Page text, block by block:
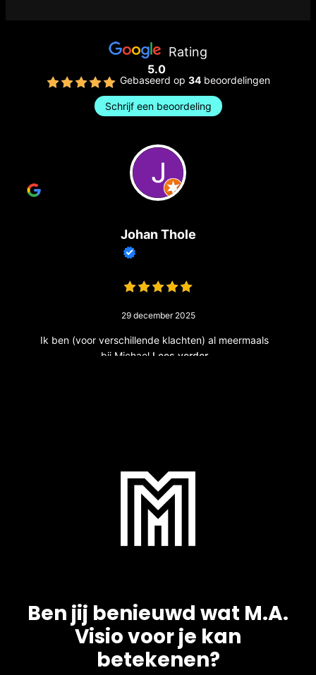
Rating
5.0
Gebaseerd op 34 beoordelingen
Schrijf een beoordeling
Johan Thole
29 december 2025
Ik ben (voor verschillende klachten) al meermaals
bij Michael Lees verder
Ben jij benieuwd wat M.A.
Visio voor je kan
betekenen?